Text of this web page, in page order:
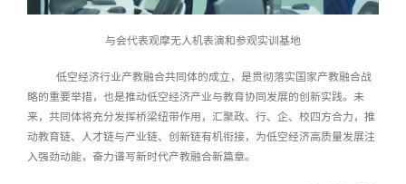
与会代表观摩无人机表演和参观实训基地
低空经济行业产教融合共同体的成立，是贯彻落实国家产教融合战
略的重要举措，也是推动低空经济产业与教育协同发展的创新实践。未
来，共同体将充分发挥桥梁纽带作用，汇聚政、行、企、校四方合力，推
动教育链、人才链与产业链、创新链有机衔接，为低空经济高质量发展注
入强劲动能，奋力谱写新时代产教融合新篇章。